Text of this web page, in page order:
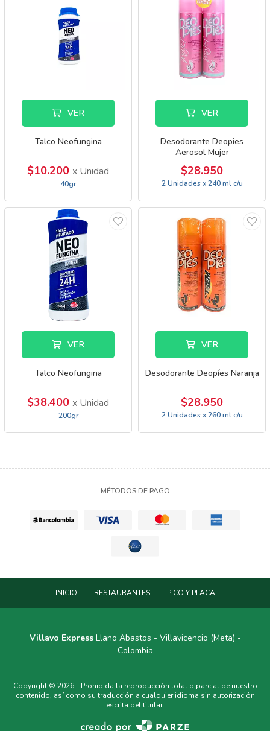
VER
Talco Neofungina
$10.200 x Unidad
40gr
VER
Desodorante Deopies
Aerosol Mujer
$28.950
2 Unidades x 240 ml c/u
VER
Talco Neofungina
$38.400 x Unidad
200gr
VER
Desodorante Deopíes Naranja
$28.950
2 Unidades x 260 ml c/u
MÉTODOS DE PAGO
INICIO RESTAURANTES PICO Y PLACA
Villavo ExpressLlano Abastos - Villavicencio (Meta) -
Colombia
Copyright © 2026 - Prohibida la reproducción total o parcial de nuestro
contenido, así como su traducción a cualquier idioma sin autorización
escrita del titular.